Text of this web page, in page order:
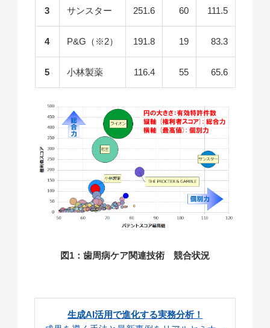
3 サンスター 251.6 60 111.5
4 P&G（※2） 191.8 19 83.3
5 小林製薬 116.4 55 65.6
図1：歯周病ケア関連技術 競合状況
生成AI活用で進化する実務分析！